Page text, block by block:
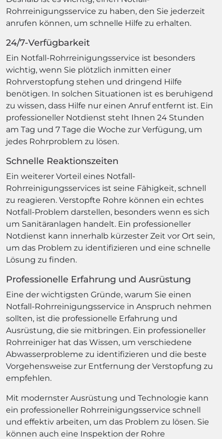
Rohrreinigungsservice zu haben, den Sie jederzeit
anrufen können, um schnelle Hilfe zu erhalten.
24/7-Verfügbarkeit
Ein Notfall-Rohrreinigungsservice ist besonders
wichtig, wenn Sie plötzlich inmitten einer
Rohrverstopfung stehen und dringend Hilfe
benötigen. In solchen Situationen ist es beruhigend
zu wissen, dass Hilfe nur einen Anruf entfernt ist. Ein
professioneller Notdienst steht Ihnen 24 Stunden
am Tag und 7 Tage die Woche zur Verfügung, um
jedes Rohrproblem zu lösen.
Schnelle Reaktionszeiten
Ein weiterer Vorteil eines Notfall-
Rohrreinigungsservices ist seine Fähigkeit, schnell
zu reagieren. Verstopfte Rohre können ein echtes
Notfall-Problem darstellen, besonders wenn es sich
um Sanitäranlagen handelt. Ein professioneller
Notdienst kann innerhalb kürzester Zeit vor Ort sein,
um das Problem zu identifizieren und eine schnelle
Lösung zu finden.
Professionelle Erfahrung und Ausrüstung
Eine der wichtigsten Gründe, warum Sie einen
Notfall-Rohrreinigungsservice in Anspruch nehmen
sollten, ist die professionelle Erfahrung und
Ausrüstung, die sie mitbringen. Ein professioneller
Rohrreiniger hat das Wissen, um verschiedene
Abwasserprobleme zu identifizieren und die beste
Vorgehensweise zur Entfernung der Verstopfung zu
empfehlen.
Mit modernster Ausrüstung und Technologie kann
ein professioneller Rohrreinigungsservice schnell
und effektiv arbeiten, um das Problem zu lösen. Sie
können auch eine Inspektion der Rohre